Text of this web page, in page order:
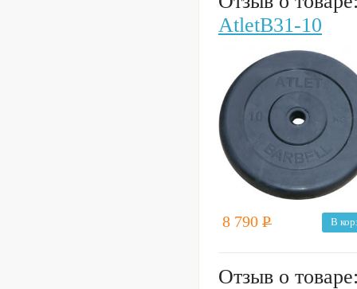
AtletB31-10
8 790 Р В
Отзыв о